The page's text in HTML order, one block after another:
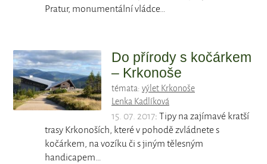
Pratur, monumentální vládce…
Do přírody s kočárkem
– Krkonoše
témata: výlet Krkonoše
Lenka Kadlíková
15. 07. 2017: Tipy na zajímavé kratší
trasy Krkonoších, které v pohodě zvládnete s
kočárkem, na vozíku či s jiným tělesným
handicapem…